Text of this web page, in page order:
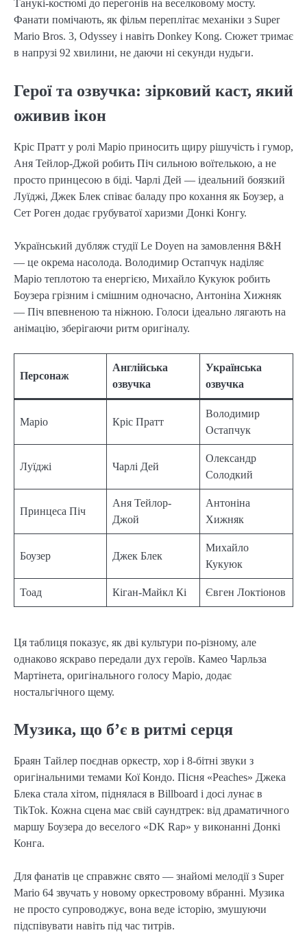
Танукі-костюмі до перегонів на веселковому мосту.
Фанати помічають, як фільм переплітає механіки з Super
Mario Bros. 3, Odyssey і навіть Donkey Kong. Сюжет тримає
в напрузі 92 хвилини, не даючи ні секунди нудьги.
Герої та озвучка: зірковий каст, який
оживив ікон
Кріс Пратт у ролі Маріо приносить щиру рішучість і гумор,
Аня Тейлор-Джой робить Піч сильною воїтелькою, а не
просто принцесою в біді. Чарлі Дей — ідеальний боязкий
Луїджі, Джек Блек співає баладу про кохання як Боузер, а
Сет Роген додає грубуватої харизми Донкі Конгу.
Український дубляж студії Le Doyen на замовлення B&H
— це окрема насолода. Володимир Остапчук наділяє
Маріо теплотою та енергією, Михайло Кукуюк робить
Боузера грізним і смішним одночасно, Антоніна Хижняк
— Піч впевненою та ніжною. Голоси ідеально лягають на
анімацію, зберігаючи ритм оригіналу.
Персонаж
Англійська
озвучка
Українська
озвучка
Маріо Кріс Пратт
Володимир
Остапчук
Луїджі Чарлі Дей
Олександр
Солодкий
Принцеса Піч
Аня Тейлор-
Джой
Антоніна
Хижняк
Боузер Джек Блек
Михайло
Кукуюк
Тоад Кіган-Майкл Кі Євген Локтіонов
Ця таблиця показує, як дві культури по-різному, але
однаково яскраво передали дух героїв. Камео Чарльза
Мартінета, оригінального голосу Маріо, додає
ностальгічного щему.
Музика, що б’є в ритмі серця
Браян Тайлер поєднав оркестр, хор і 8-бітні звуки з
оригінальними темами Кої Кондо. Пісня «Peaches» Джека
Блека стала хітом, піднялася в Billboard і досі лунає в
TikTok. Кожна сцена має свій саундтрек: від драматичного
маршу Боузера до веселого «DK Rap» у виконанні Донкі
Конга.
Для фанатів це справжнє свято — знайомі мелодії з Super
Mario 64 звучать у новому оркестровому вбранні. Музика
не просто супроводжує, вона веде історію, змушуючи
підспівувати навіть під час титрів.